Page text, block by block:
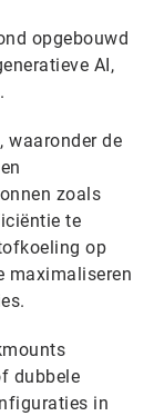
opgebouwd
AI,
waaronder de
zoals
te
op
maximaliseren
dubbele
in